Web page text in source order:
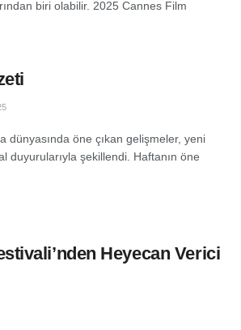
biri olabilir. 2025 Cannes Film
dünyasında öne çıkan gelişmeler, yeni
duyurularıyla şekillendi. Haftanın öne
Heyecan Verici